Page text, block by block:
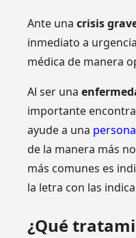
Ante unacrisis
inmediato a
médica de manera
Al ser una
importante
ayude a una
de la manera más
más comunes es
la letra con las
¿Qué